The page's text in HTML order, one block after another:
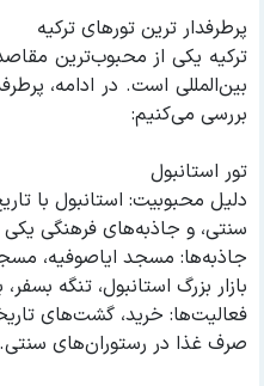
پرطرفدار ترین تورهای ترکیه
ترکیه یکی از محبوب‌ترین
بین‌المللی است. در ادامه،
بررسی می‌کنیم:
تور استانبول
دلیل محبوبیت: استانبول با
سنتی، و جاذبه‌های فرهنگی
جاذبه‌ها: مسجد ایاصوفیه،
بازار بزرگ استانبول، تنگه بسفر،
فعالیت‌ها: خرید، گشت‌های
صرف غذا در رستوران‌های سنتی.